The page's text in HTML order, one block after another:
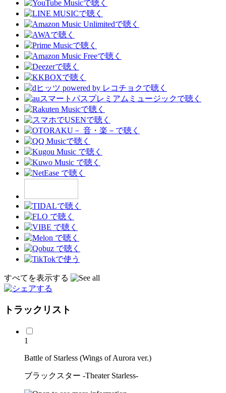
すべてを表示する
トラックリスト
1
Battle of Starless (Wings of Aurora ver.)
ブラックスター -Theater Starless-